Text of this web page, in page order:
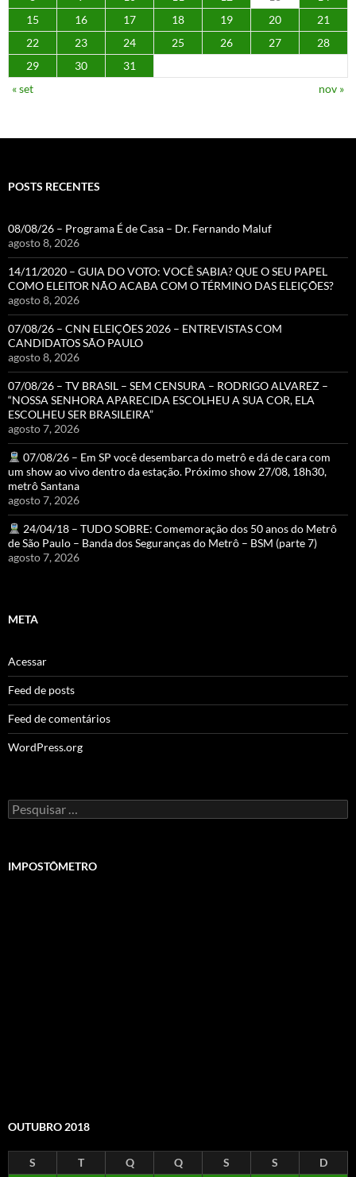
15
16 17 18 19 20
21
22
23 24 25 26 27
28
29
30
31
« set
nov »
POSTS RECENTES
08/08/26 – Programa É de Casa – Dr. Fernando Maluf
agosto 8, 2026
14/11/2020 – GUIA DO VOTO: VOCÊ SABIA? QUE O SEU PAPEL
COMO ELEITOR NÃO ACABA COM O TÉRMINO DAS ELEIÇÕES?
agosto 8, 2026
07/08/26 – CNN ELEIÇÕES 2026 – ENTREVISTAS COM
CANDIDATOS SÃO PAULO
agosto 8, 2026
07/08/26 – TV BRASIL – SEM CENSURA – RODRIGO ALVAREZ –
“NOSSA SENHORA APARECIDA ESCOLHEU A SUA COR, ELA
ESCOLHEU SER BRASILEIRA”
agosto 7, 2026
07/08/26 – Em SP você desembarca do metrô e dá de cara com
um show ao vivo dentro da estação. Próximo show 27/08, 18h30,
metrô Santana
agosto 7, 2026
24/04/18 – TUDO SOBRE: Comemoração dos 50 anos do Metrô
de São Paulo – Banda dos Seguranças do Metrô – BSM (parte 7)
agosto 7, 2026
META
Acessar
Feed de posts
Feed de comentários
WordPress.org
Pesquisar
por:
IMPOSTÔMETRO
OUTUBRO 2018
S T Q Q S S
D